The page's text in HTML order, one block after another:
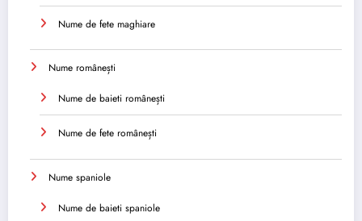
Nume de fete maghiare
Nume românești
Nume de baieti românești
Nume de fete românești
Nume spaniole
Nume de baieti spaniole